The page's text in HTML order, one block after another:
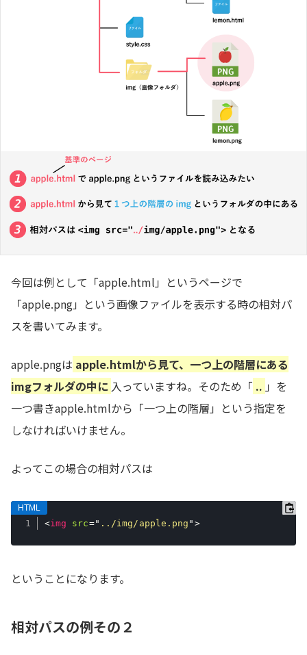
今回は例として「apple.html」というページで
「apple.png」という画像ファイルを表示する時の相対パ
スを書いてみます。
apple.pngは apple.htmlから見て、一つ上の階層にある
imgフォルダの中に 入っていますね。そのため「 .. 」を
一つ書きapple.htmlから「一つ上の階層」という指定を
しなければいけません。
よってこの場合の相対パスは
<img src=" ../img/apple.png " >
ということになります。
相対パスの例その２